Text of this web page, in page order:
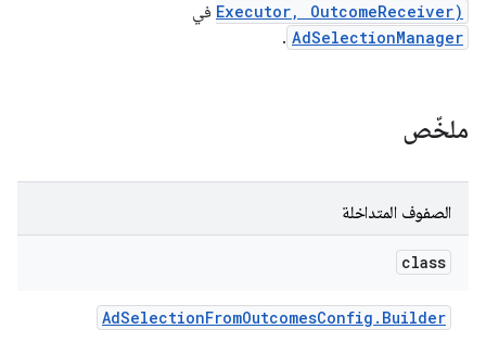
Executor, OutcomeReceiver) في
AdSelectionManager
.
ملخّص
الصفوف المتداخلة
class
AdSelectionFromOutcomesConfig . Builder